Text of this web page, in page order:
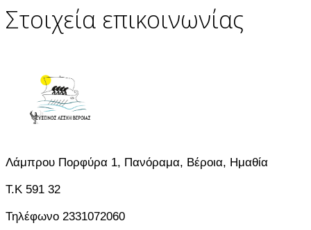
Στοιχεία επικοινωνίας
Λάμπρου Πορφύρα 1, Πανόραμα, Βέροια, Ημαθία
T.K 591 32
Τηλέφωνο 2331072060